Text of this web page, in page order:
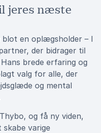
jeres næste
en oplægsholder – I
der bidrager til
brede erfaring og
valg for alle, der
og mental
og få ny viden,
varige